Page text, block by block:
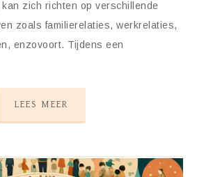
zich richten op verschillende
zoals familierelaties, werkrelaties,
enzovoort. Tijdens een
LEES MEER